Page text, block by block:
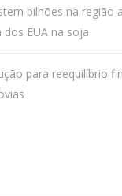
bilhões na região
dos EUA na soja
para reequilíbrio